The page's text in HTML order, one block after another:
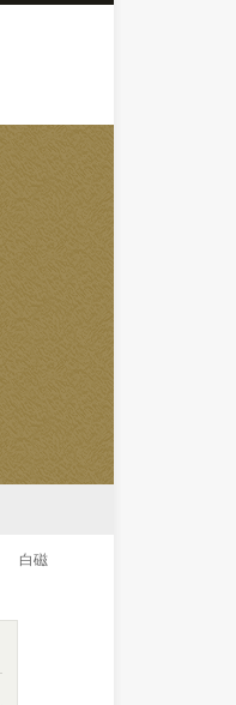
白磁